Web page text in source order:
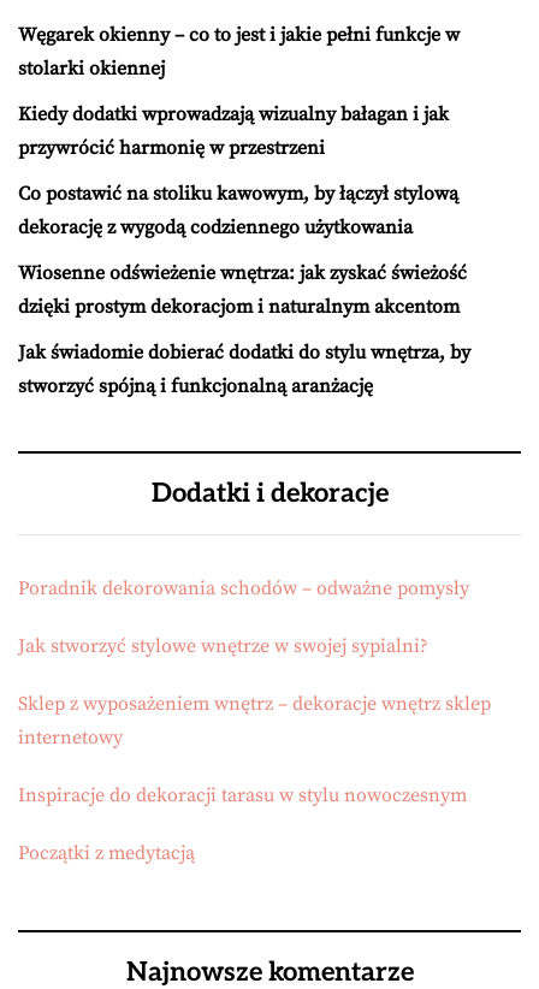
Węgarek okienny – co to jest i jakie pełni funkcje w
stolarki okiennej
Kiedy dodatki wprowadzają wizualny bałagan i jak
przywrócić harmonię w przestrzeni
Co postawić na stoliku kawowym, by łączył stylową
dekorację z wygodą codziennego użytkowania
Wiosenne odświeżenie wnętrza: jak zyskać świeżość
dzięki prostym dekoracjom i naturalnym akcentom
Jak świadomie dobierać dodatki do stylu wnętrza, by
stworzyć spójną i funkcjonalną aranżację
Dodatki i dekoracje
Poradnik dekorowania schodów – odważne pomysły
Jak stworzyć stylowe wnętrze w swojej sypialni?
Sklep z wyposażeniem wnętrz – dekoracje wnętrz sklep
internetowy
Inspiracje do dekoracji tarasu w stylu nowoczesnym
Początki z medytacją
Najnowsze komentarze